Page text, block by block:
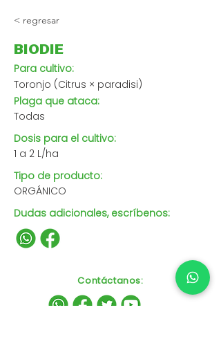
< regresar
BIODIE
Para cultivo:
Toronjo (Citrus × paradisi)
Plaga que ataca:
Todas
Dosis para el cultivo:
1 a 2 L/ha
Tipo de producto:
ORGÁNICO
Dudas adicionales, escríbenos:
Contáctanos: